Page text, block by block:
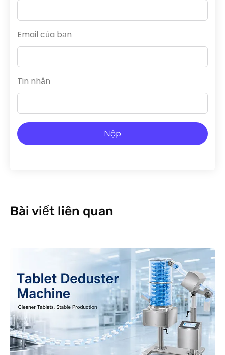
Email của bạn
Tin nhắn
Nộp
Bài viết liên quan